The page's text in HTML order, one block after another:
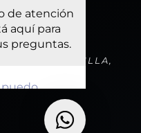
BARRANQUILLA,